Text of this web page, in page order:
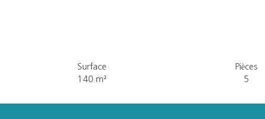
Surface
140 m²
Pièces
5